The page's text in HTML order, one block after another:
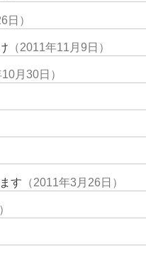
日）
（2011年11月9日）
月30日）
す （2011年3月26日）